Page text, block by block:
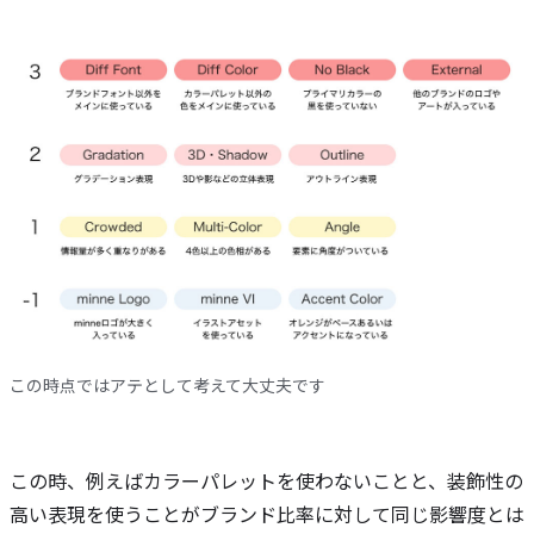
この時点ではアテとして考えて大丈夫です
この時、例えばカラーパレットを使わないことと、装飾性の
高い表現を使うことがブランド比率に対して同じ影響度とは